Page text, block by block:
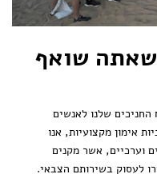
שואף
החניכים שלנו לאנשים
אימון מקצועיות, אנו
וערכיים, אשר מקנים
לעסוק בשירותם הצבאי.